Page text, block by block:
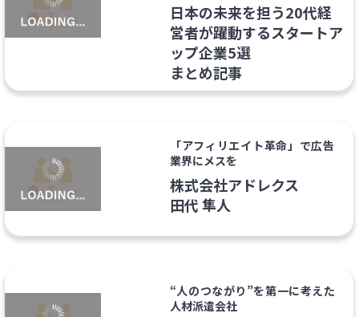
日本の未来を担う20代経
営者が躍動するスタートア
ップ企業5選
まとめ記事
「アフィリエイト革命」で広告
業界にメスを
株式会社アドレクス
田代 隼人
“人のつながり”を第一に考えた
人材派遣会社